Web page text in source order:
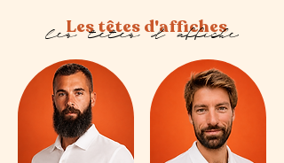
Les têtes d'affiches
les tetes d affiche